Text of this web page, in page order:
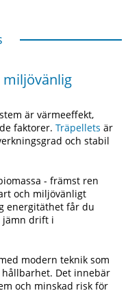
miljövänlig
är värmeeffekt,
faktorer. Träpellets är
och stabil
- främst ren
och miljövänligt
energitäthet får du
jämn drift i
modern teknik som
Det innebär
och minskad risk för